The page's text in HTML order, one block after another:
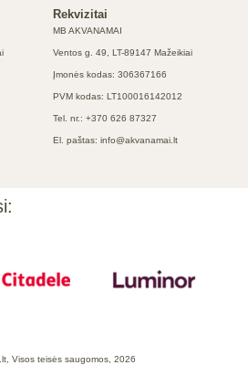
Rekvizitai
MB AKVANAMAI
Ventos g. 49, LT-89147 Mažeikiai
Įmonės kodas: 306367166
PVM kodas: LT100016142012
Tel. nr.: +370 626 87327
El. paštas: info@akvanamai.lt
Visos teisės saugomos, 2026